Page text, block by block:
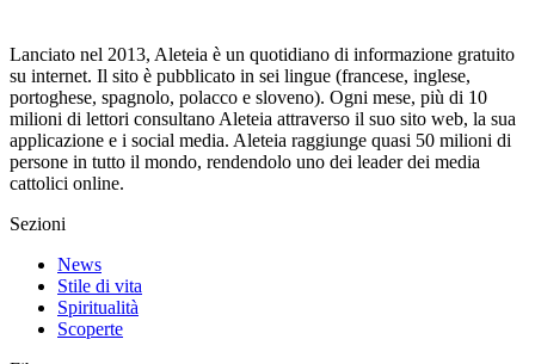
Lanciato nel 2013, Aleteia è un quotidiano di informazione gratuito
su internet. Il sito è pubblicato in sei lingue (francese, inglese,
portoghese, spagnolo, polacco e sloveno). Ogni mese, più di 10
milioni di lettori consultano Aleteia attraverso il suo sito web, la sua
applicazione e i social media. Aleteia raggiunge quasi 50 milioni di
persone in tutto il mondo, rendendolo uno dei leader dei media
cattolici online.
Sezioni
News
Stile di vita
Spiritualità
Scoperte